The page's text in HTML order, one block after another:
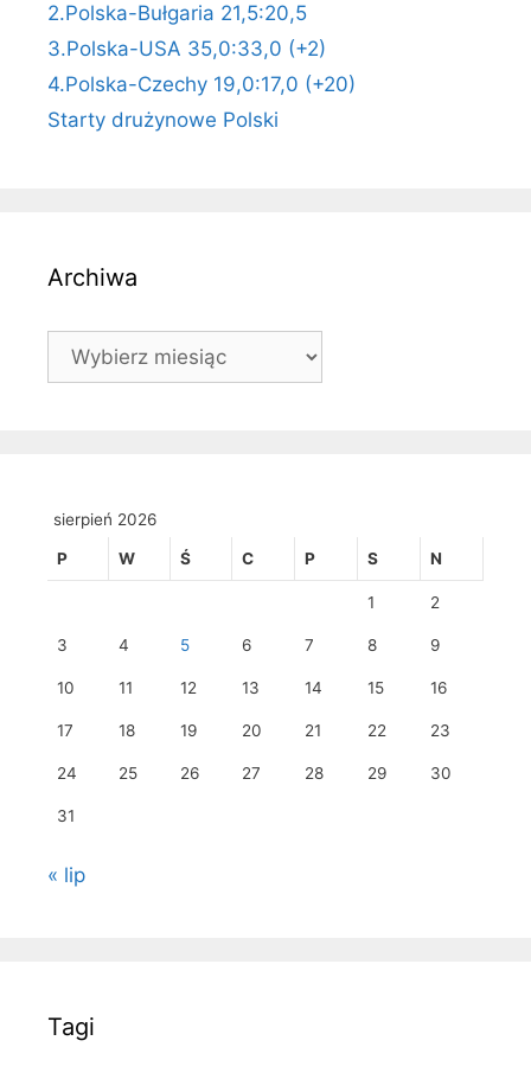
2.Polska-Bułgaria 21,5:20,5
3.Polska-USA 35,0:33,0 (+2)
4.Polska-Czechy 19,0:17,0 (+20)
Starty drużynowe Polski
Archiwa
Archiwa
sierpień 2026
P W Ś C P S N
1 2
3 4 5 6 7 8 9
10 11 12 13 14 15 16
17 18 19 20 21 22 23
24 25 26 27 28 29 30
31
« lip
Tagi